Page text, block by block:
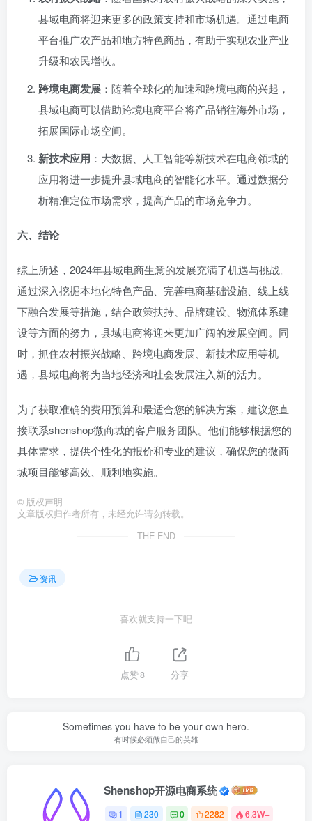
县域电商将迎来更多的政策支持和市场机遇。通过电商
平台推广农产品和地方特色商品，有助于实现农业产业
升级和农民增收。
跨境电商发展 ：随着全球化的加速和跨境电商的兴起，
县域电商可以借助跨境电商平台将产品销往海外市场，
拓展国际市场空间。
新技术应用 ：大数据、人工智能等新技术在电商领域的
应用将进一步提升县域电商的智能化水平。通过数据分
析精准定位市场需求，提高产品的市场竞争力。
六、结论
综上所述，2024年县域电商生意的发展充满了机遇与挑战。
通过深入挖掘本地化特色产品、完善电商基础设施、线上线
下融合发展等措施，结合政策扶持、品牌建设、物流体系建
设等方面的努力，县域电商将迎来更加广阔的发展空间。同
时，抓住农村振兴战略、跨境电商发展、新技术应用等机
遇，县域电商将为当地经济和社会发展注入新的活力。
为了获取准确的费用预算和最适合您的解决方案，建议您直
接联系shenshop微商城的客户服务团队。他们能够根据您的
具体需求，提供个性化的报价和专业的建议，确保您的微商
城项目能够高效、顺利地实施。
© 版权声明
文章版权归作者所有，未经允许请勿转载。
THE END
资讯
喜欢就支持一下吧
点赞8 分享
Sometimes you have to be your own hero.
有时候必须做自己的英雄
Shenshop开源电商系统
1 230 0 2282 6.3W+